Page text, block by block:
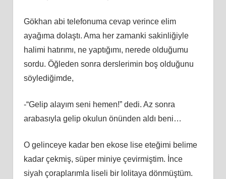
Gökhan abi telefonuma cevap verince elim
ayağıma dolaştı. Ama her zamanki sakinliğiyle
halimi hatırımı, ne yaptığımı, nerede olduğumu
sordu. Öğleden sonra derslerimin boş olduğunu
söylediğimde,
-“Gelip alayım seni hemen!” dedi. Az sonra
arabasıyla gelip okulun önünden aldı beni…
O gelinceye kadar ben ekose lise eteğimi belime
kadar çekmiş, süper miniye çevirmiştim. İnce
siyah çoraplarımla liseli bir lolitaya dönmüştüm.